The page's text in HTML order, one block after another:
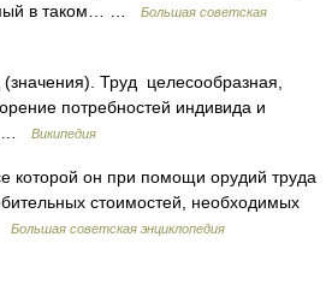
в таком… …
Большая советская
Труд целесообразная,
потребностей индивида и
…
Википедия
он при помощи орудий труда
стоимостей, необходимых
Большая советская энциклопедия